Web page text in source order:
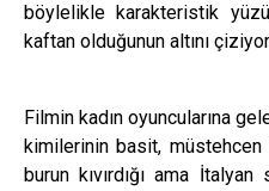
böylelikle karakteristik
kaftan olduğunun altını
Filmin kadın oyuncularına
kimilerinin basit, müstehcen
burun kıvırdığı ama